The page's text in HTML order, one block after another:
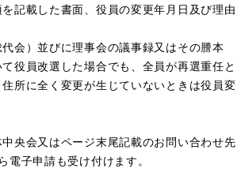
を記載した書面、役員の変更年月日及び理由
代会）並びに理事会の議事録又はその謄本
役員改選した場合でも、全員が再選重任と
所に全く変更が生じていないときは役員変
央会又はページ末尾記載のお問い合わせ先
電子申請も受け付けます。